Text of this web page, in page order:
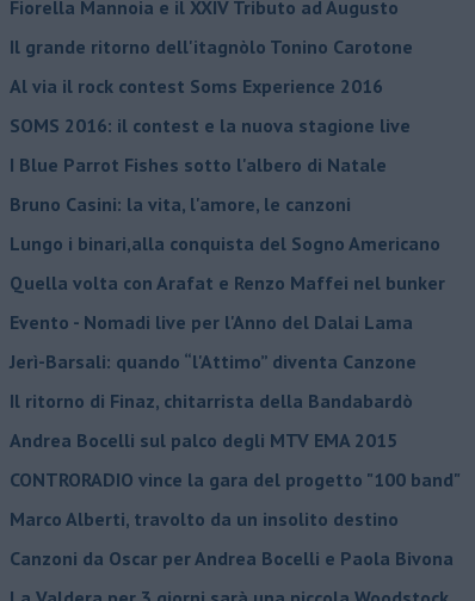
​Fiorella Mannoia e il XXIV Tributo ad Augusto
Il grande ritorno dell'itagnòlo Tonino Carotone
​Al via il rock contest Soms Experience 2016
​SOMS 2016: il contest e la nuova stagione live
I Blue Parrot Fishes sotto l'albero di Natale
Bruno Casini: la vita, l'amore, le canzoni
​Lungo i binari,alla conquista del Sogno Americano
​Quella volta con Arafat e Renzo Maffei nel bunker
​Evento - Nomadi live per l'Anno del Dalai Lama
Jerì-Barsali: quando “l'Attimo” diventa Canzone
Il ritorno di Finaz, chitarrista della Bandabardò
Andrea Bocelli sul palco degli MTV EMA 2015
CONTRORADIO vince la gara del progetto "100 band"
Marco Alberti, travolto da un insolito destino
Canzoni da Oscar per Andrea Bocelli e Paola Bivona